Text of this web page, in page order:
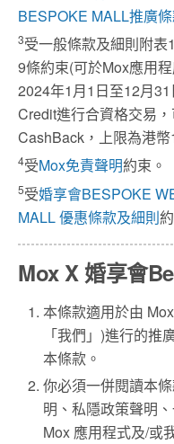
BESPOKE MALL推廣
3受一般條款及細則附
9條約束(可於Mox應用
2024年1月1日至12月
Credit進行合資格交易
CashBack，上限為港幣
4受Mox免責聲明約束。
5受婚享會BESPOKE
MALL 優惠條款及細則
Mox X 婚享會
本條款適用於由
「我們」)進行的推
本條款。
你必須一併閱讀本
明、私隱政策聲明
Mox 應用程式及/或